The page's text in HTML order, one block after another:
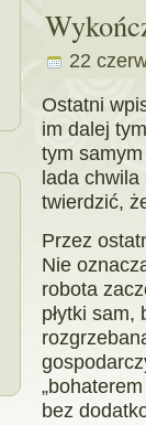
22
Ostatni
im dalej
tym
lada chwila
twierdzić,
Przez
Nie
robota
płytki
bez